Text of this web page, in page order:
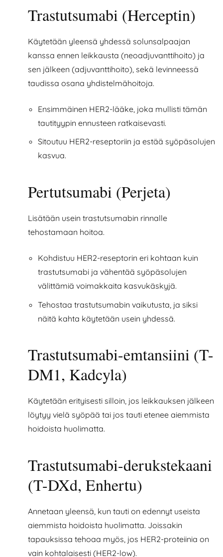
Trastutsumabi (Herceptin)
Käytetään yleensä yhdessä solunsalpaajan
kanssa ennen leikkausta (neoadjuvanttihoito) ja
sen jälkeen (adjuvanttihoito), sekä levinneessä
taudissa osana yhdistelmähoitoja.
Ensimmäinen HER2-lääke, joka mullisti tämän
tautityypin ennusteen ratkaisevasti.
Sitoutuu HER2-reseptoriin ja estää syöpäsolujen
kasvua.
Pertutsumabi (Perjeta)
Lisätään usein trastutsumabin rinnalle
tehostamaan hoitoa.
Kohdistuu HER2-reseptorin eri kohtaan kuin
trastutsumabi ja vähentää syöpäsolujen
välittämiä voimakkaita kasvukäskyjä.
Tehostaa trastutsumabin vaikutusta, ja siksi
näitä kahta käytetään usein yhdessä.
Trastutsumabi-emtansiini (T-
DM1, Kadcyla)
Käytetään erityisesti silloin, jos leikkauksen jälkeen
löytyy vielä syöpää tai jos tauti etenee aiemmista
hoidoista huolimatta.
Trastutsumabi-derukstekaani
(T-DXd, Enhertu)
Annetaan yleensä, kun tauti on edennyt useista
aiemmista hoidoista huolimatta. Joissakin
tapauksissa tehoaa myös, jos HER2-proteiinia on
vain kohtalaisesti (HER2-low).